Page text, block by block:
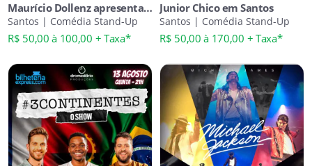
Maurício Dollenz apresenta
O Coringa Desnecessário,
Mas Engraçado!
Santos | Comédia Stand-Up
R$ 50,00 à 100,00 + Taxa*
Junior Chico em Santos
Santos | Comédia Stand-Up
R$ 50,00 à 170,00 + Taxa*